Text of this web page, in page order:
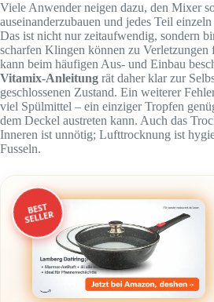
Viele Anwender neigen dazu, den Mixer
auseinanderzubauen und jedes Teil
Das ist nicht nur zeitaufwendig, sondern
scharfen Klingen können zu
kann beim häufigen Aus- und Einbau
Vitamix-Anleitung rät daher klar zur
geschlossenen Zustand. Ein weiterer
viel Spülmittel – ein einziger Tropfen
dem Deckel austreten kann. Auch das
Inneren ist unnötig; Lufttrocknung ist
Fusseln.
BEST
SELLER